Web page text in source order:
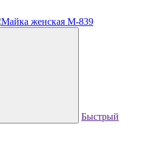
Быстрый